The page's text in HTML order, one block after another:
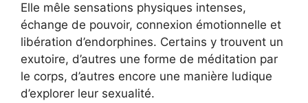
Elle mêle sensations physiques intenses,
échange de pouvoir, connexion émotionnelle et
libération d’endorphines. Certains y trouvent un
exutoire, d’autres une forme de méditation par
le corps, d’autres encore une manière ludique
d’explorer leur sexualité.